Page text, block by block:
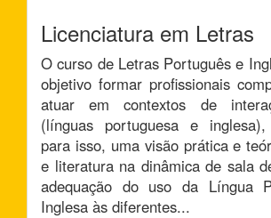
Licenciatura em Letras
O curso de Letras Português e
objetivo formar profissionais
atuar em contextos de
(línguas portuguesa e inglesa),
para isso, uma visão prática e
e literatura na dinâmica de sala
adequação do uso da Língua
Inglesa às diferentes...